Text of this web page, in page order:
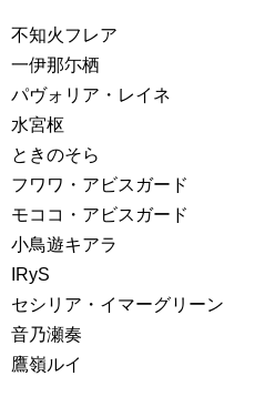
不知火フレア
一伊那尓栖
パヴォリア・レイネ
水宮枢
ときのそら
フワワ・アビスガード
モココ・アビスガード
小鳥遊キアラ
IRyS
セシリア・イマーグリーン
音乃瀬奏
鷹嶺ルイ